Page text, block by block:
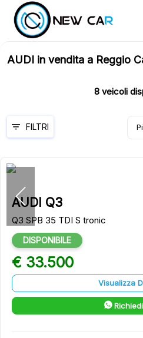
AUDI in vendita a Reggio
8 veicoli
FILTRI
AUDI Q3
Q3 SPB 35 TDI S tronic
DISPONIBILE
€ 33.500
Visualizza